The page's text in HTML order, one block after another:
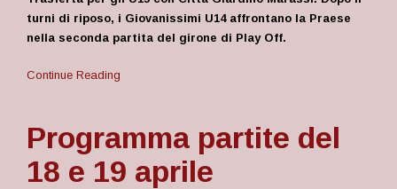
turni di riposo, i Giovanissimi U14 affrontano la Praese
nella seconda partita del girone di Play Off.
Continue Reading
Programma partite del
18 e 19 aprile